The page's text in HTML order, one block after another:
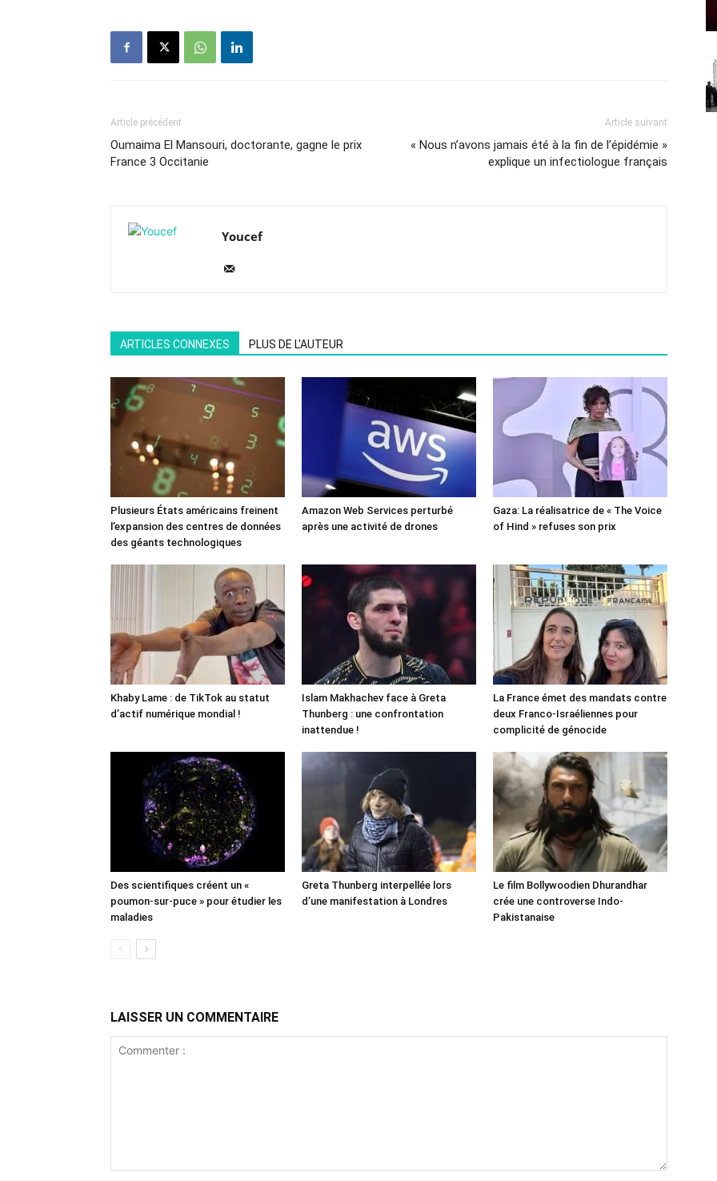
Article précédent
Oumaima El Mansouri, doctorante, gagne le prix
France 3 Occitanie
Article suivant
« Nous n’avons jamais été à la fin de l’épidémie »
explique un infectiologue français
Youcef
ARTICLES CONNEXES PLUS DE L'AUTEUR
Plusieurs États américains freinent
l’expansion des centres de données
des géants technologiques
Amazon Web Services perturbé
après une activité de drones
Gaza: La réalisatrice de « The Voice
of Hind » refuses son prix
Khaby Lame : de TikTok au statut
d’actif numérique mondial !
Islam Makhachev face à Greta
Thunberg : une confrontation
inattendue !
La France émet des mandats contre
deux Franco-Israéliennes pour
complicité de génocide
Des scientifiques créent un «
poumon-sur-puce » pour étudier les
maladies
Greta Thunberg interpellée lors
d’une manifestation à Londres
Le film Bollywoodien Dhurandhar
crée une controverse Indo-
Pakistanaise
LAISSER UN COMMENTAIRE